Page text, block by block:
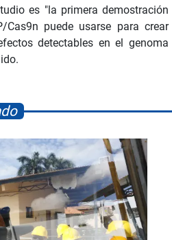
es "la primera demostración
Cas9n puede usarse para crear
detectables en el genoma